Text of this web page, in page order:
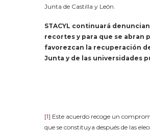
Junta de Castilla y León.
STACYL continuará
recortes y para que se abran
favorezcan la recuperación
Junta y de las universidades
[1] Este acuerdo recoge un
que se constituya después de las